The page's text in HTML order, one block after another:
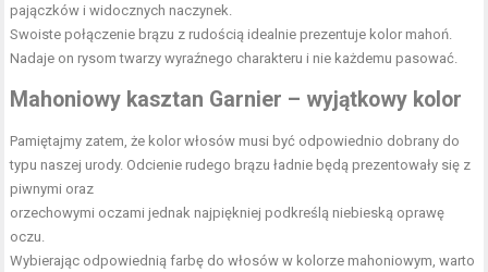
pajączków i widocznych naczynek.
Swoiste połączenie brązu z rudością idealnie prezentuje kolor mahoń.
Nadaje on rysom twarzy wyraźnego charakteru i nie każdemu pasować.
Mahoniowy kasztan Garnier – wyjątkowy kolor
Pamiętajmy zatem, że kolor włosów musi być odpowiednio dobrany do
typu naszej urody. Odcienie rudego brązu ładnie będą prezentowały się z
piwnymi oraz
orzechowymi oczami jednak najpiękniej podkreślą niebieską oprawę
oczu.
Wybierając odpowiednią farbę do włosów w kolorze mahoniowym, warto